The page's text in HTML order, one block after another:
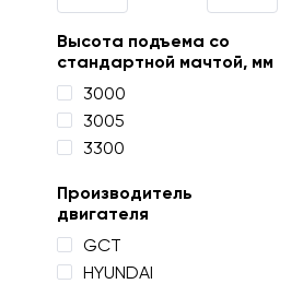
Высота подъема со
стандартной мачтой, мм
3000
3005
3300
Производитель
двигателя
GCT
HYUNDAI